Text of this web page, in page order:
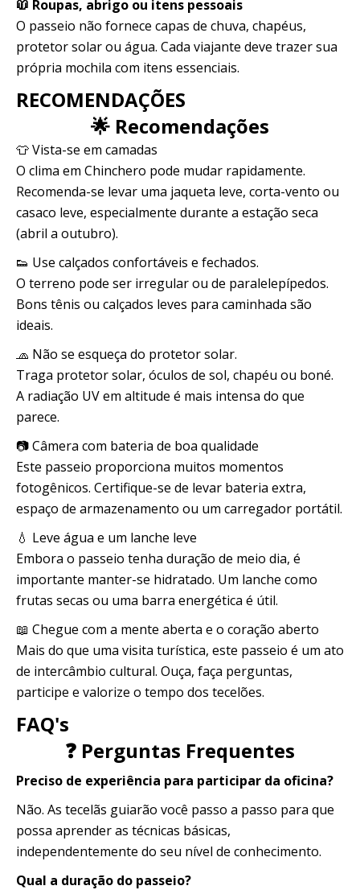
🧥 Roupas, abrigo ou itens pessoais
O passeio não fornece capas de chuva, chapéus,
protetor solar ou água. Cada viajante deve trazer sua
própria mochila com itens essenciais.
RECOMENDAÇÕES
🌟 Recomendações
👕 Vista-se em camadas
O clima em Chinchero pode mudar rapidamente.
Recomenda-se levar uma jaqueta leve, corta-vento ou
casaco leve, especialmente durante a estação seca
(abril a outubro).
👟 Use calçados confortáveis ​​e fechados.
O terreno pode ser irregular ou de paralelepípedos.
Bons tênis ou calçados leves para caminhada são
ideais.
🧢 Não se esqueça do protetor solar.
Traga protetor solar, óculos de sol, chapéu ou boné.
A radiação UV em altitude é mais intensa do que
parece.
📷 Câmera com bateria de boa qualidade
Este passeio proporciona muitos momentos
fotogênicos. Certifique-se de levar bateria extra,
espaço de armazenamento ou um carregador portátil.
💧 Leve água e um lanche leve
Embora o passeio tenha duração de meio dia, é
importante manter-se hidratado. Um lanche como
frutas secas ou uma barra energética é útil.
📖 Chegue com a mente aberta e o coração aberto
Mais do que uma visita turística, este passeio é um ato
de intercâmbio cultural. Ouça, faça perguntas,
participe e valorize o tempo dos tecelões.
FAQ's
❓ Perguntas Frequentes
Preciso de experiência para participar da oficina?
Não. As tecelãs guiarão você passo a passo para que
possa aprender as técnicas básicas,
independentemente do seu nível de conhecimento.
Qual a duração do passeio?